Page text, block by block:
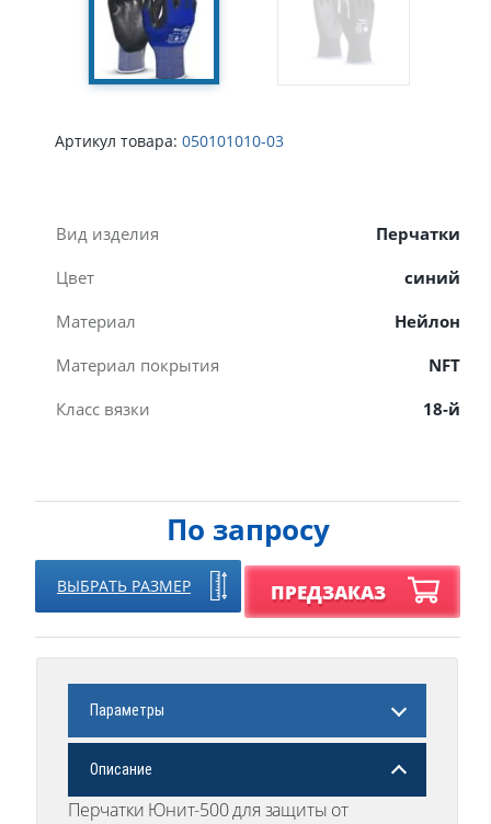
Артикул товара: 050101010-03
Вид изделия
Перчатки
Цвет
синий
Материал
Нейлон
Материал покрытия
NFT
Класс вязки
18-й
По запросу
ВЫБРАТЬ РАЗМЕР ПРЕДЗАКАЗ
Параметры
Описание
Перчатки Юнит-500 для защиты от